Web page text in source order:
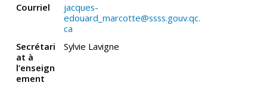
Courriel
jacques-
edouard_marcotte@ssss.gouv.qc.
ca
Secrétari
at à
l’enseign
ement
Sylvie Lavigne